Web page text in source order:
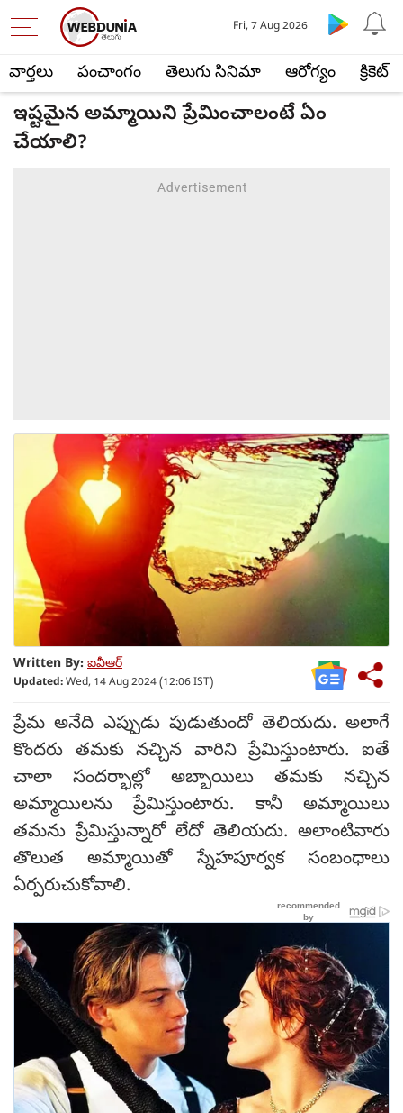
వార్తలు పంచాంగం తెలుగు సినిమా ఆరోగ్యం క్రికెట్
Fri, 7 Aug 2026
ఇష్టమైన అమ్మాయిని ప్రేమించాలంటే ఏం
చేయాలి?
Written By: ఐవీఆర్
Updated:Wed, 14 Aug 2024 (12:06 IST)
ప్రేమ అనేది ఎప్పుడు పుడుతుందో తెలియదు. అలాగే
కొందరు తమకు నచ్చిన వారిని ప్రేమిస్తుంటారు. ఐతే
చాలా సందర్భాల్లో అబ్బాయిలు తమకు నచ్చిన
అమ్మాయిలను ప్రేమిస్తుంటారు. కానీ అమ్మాయిలు
తమను ప్రేమిస్తున్నారో లేదో తెలియదు. అలాంటివారు
తొలుత అమ్మాయితో స్నేహపూర్వక సంబంధాలు
ఏర్పరుచుకోవాలి.